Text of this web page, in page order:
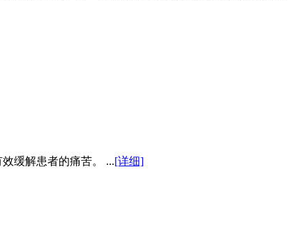
缓解患者的痛苦。 ...[详细]